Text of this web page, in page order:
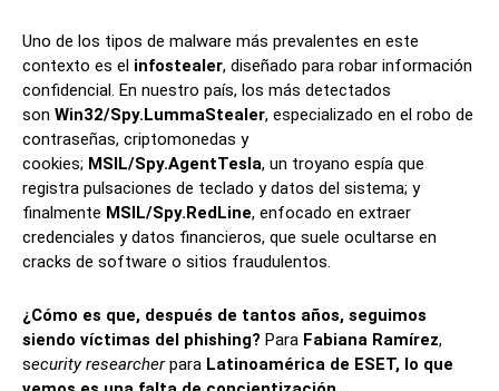
Uno de los tipos de malware más prevalentes en este
contexto es el infostealer, diseñado para robar información
confidencial. En nuestro país, los más detectados
son Win32/Spy.LummaStealer, especializado en el robo de
contraseñas, criptomonedas y
cookies; MSIL/Spy.AgentTesla, un troyano espía que
registra pulsaciones de teclado y datos del sistema; y
finalmente MSIL/Spy.RedLine, enfocado en extraer
credenciales y datos financieros, que suele ocultarse en
cracks de software o sitios fraudulentos.
¿Cómo es que, después de tantos años, seguimos
siendo víctimas del phishing? Para Fabiana Ramírez,
security researcherpara Latinoamérica de ESET, lo que